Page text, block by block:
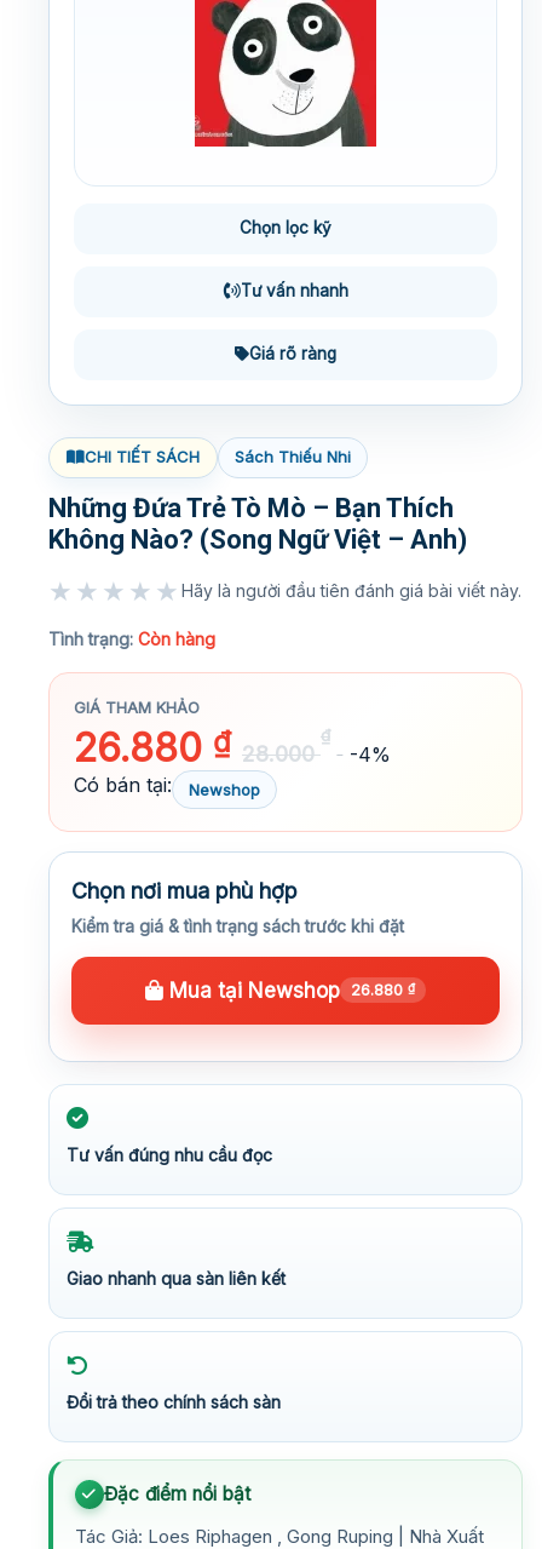
Chọn lọc kỹ
Tư vấn nhanh
Giá rõ ràng
CHI TIẾT SÁCH Sách Thiếu Nhi
Những Đứa Trẻ Tò Mò – Bạn Thích
Không Nào? (Song Ngữ Việt – Anh)
★★★★★ Hãy là người đầu tiên đánh giá bài viết này.
Tình trạng: Còn hàng
GIÁ THAM KHẢO
26.880 ₫ 28.000
₫
-4%
Có bán tại:
Newshop
Chọn nơi mua phù hợp
Kiểm tra giá & tình trạng sách trước khi đặt
Mua tại Newshop 26.880 ₫
Tư vấn đúng nhu cầu đọc
Giao nhanh qua sàn liên kết
Đổi trả theo chính sách sàn
Đặc điểm nổi bật
Tác Giả: Loes Riphagen , Gong Ruping | Nhà Xuất